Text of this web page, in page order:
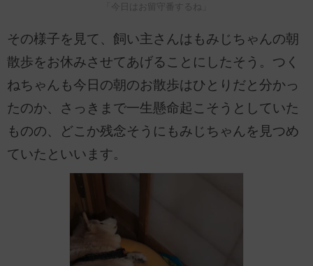
「今日はお留守番するね」
その様子を見て、飼い主さんはもみじちゃんの朝
散歩をお休みさせてあげることにしたそう。つく
ねちゃんも今日の朝のお散歩はひとりだと分かっ
たのか、さっきまで一生懸命起こそうとしていた
ものの、どこか残念そうにもみじちゃんを見つめ
ていたといいます。